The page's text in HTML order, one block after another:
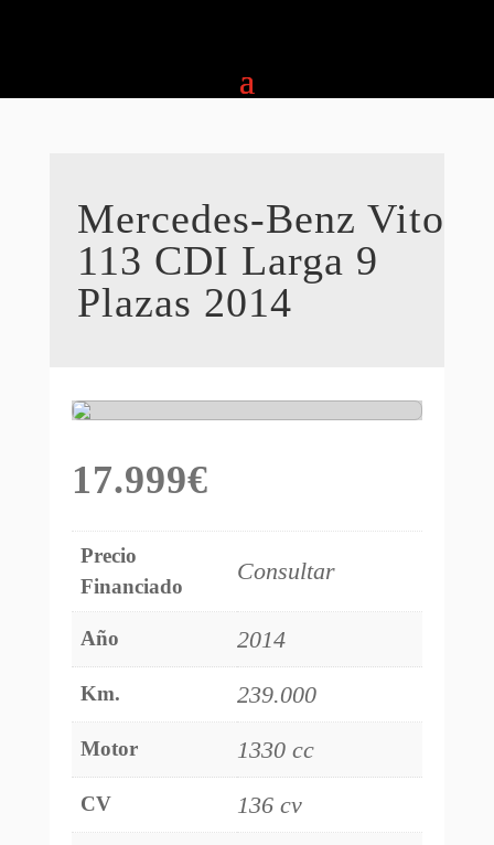
Mercedes-Benz Vito
113 CDI Larga 9
Plazas 2014
17.999€
Precio
Financiado
Consultar
Año 2014
Km. 239.000
Motor 1330 cc
CV 136 cv